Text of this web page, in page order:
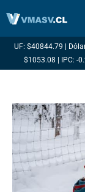
UF: $40844.79 |
$1053.08 | IPC: -